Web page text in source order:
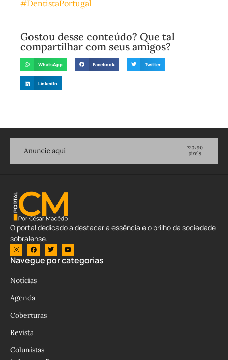
#DentistaPortugal
Gostou desse conteúdo? Que tal
compartilhar com seus amigos?
WhatsApp Facebook Twitter
LinkedIn
O portal dedicado a destacar a essência e o brilho da sociedade
sobralense.
Navegue por categorias
Notícias
Agenda
Coberturas
Revista
Colunistas